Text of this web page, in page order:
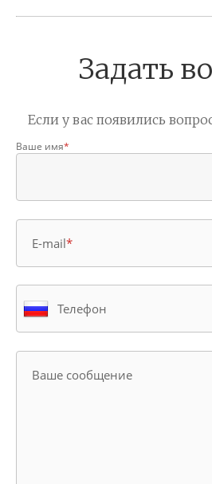
Задать
Если у вас появились
Ваше имя*
E-mail*
Телефон
Ваше сообщение